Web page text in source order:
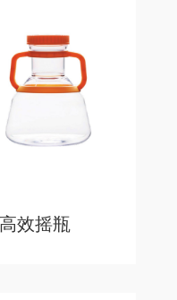
效摇瓶